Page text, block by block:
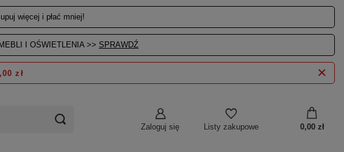
więcej i płać mniej!
I OŚWIETLENIA >> SPRAWDŹ
Zaloguj się Listy zakupowe 0,00 zł
zł